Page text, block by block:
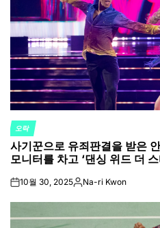
POSTED
IN
오락
사기꾼으로 유죄판결을 받은
모니터를 차고 ‘댄싱 위드 더
on10월 30, 2025Posted
Na-ri Kwon